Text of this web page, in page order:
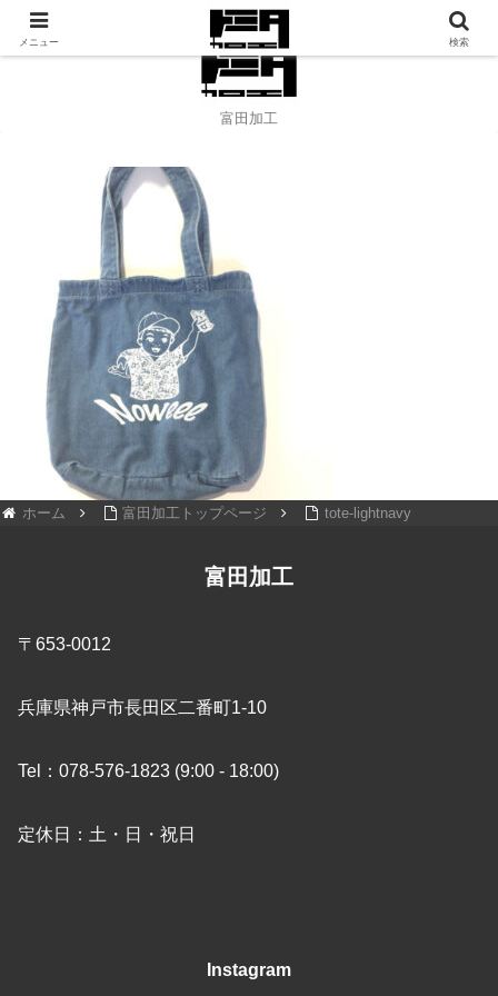
アパレル縫製、刺繍のご依頼承ります！
富田加工
ホーム 富田加工トップページ tote-lightnavy
富田加工
〒653-0012
兵庫県神戸市長田区二番町1-10
Tel：078-576-1823 (9:00 - 18:00)
定休日：土・日・祝日
Instagram
メニュー 検索